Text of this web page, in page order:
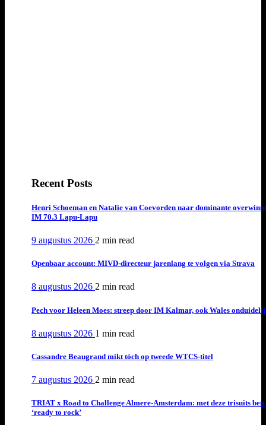
Recent Posts
Henri Schoeman en Natalie van Coevorden naar dominante
IM 70.3 Lapu-Lapu
9 augustus 2026 2 min read
Openbaar account: MIVD-directeur jarenlang te volgen via Strava
8 augustus 2026 2 min read
Pech voor Heleen Moes: streep door IM Kalmar, ook Wales
8 augustus 2026 1 min read
Cassandre Beaugrand mikt tóch op tweede WTCS-titel
7 augustus 2026 2 min read
TRIAT x Road to Challenge Almere-Amsterdam: met deze trisuits ben
‘ready to rock’